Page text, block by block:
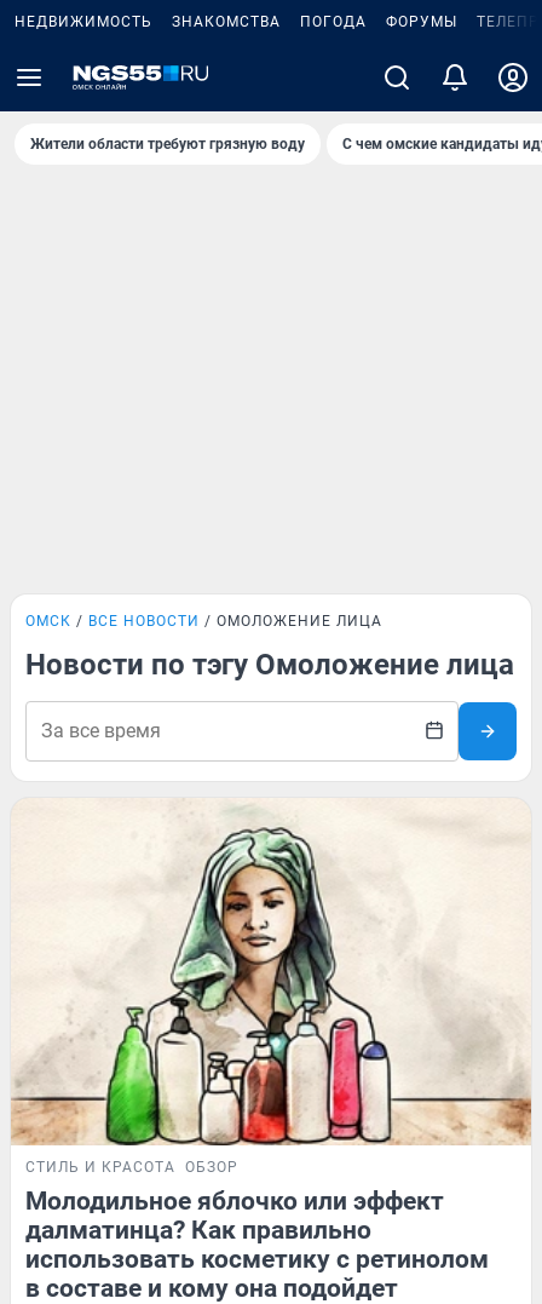
НЕДВИЖИМОСТЬ ЗНАКОМСТВА ПОГОДА ФОРУМЫ
Жители области требуют грязную воду С чем омские кандидаты
ОМСК ВСЕ НОВОСТИ ОМОЛОЖЕНИЕ ЛИЦА
Новости по тэгу Омоложение лица
СТИЛЬ И КРАСОТА ОБЗОР
Молодильное яблочко или эффект
далматинца? Как правильно
использовать косметику с ретинолом
в составе и кому она подойдет